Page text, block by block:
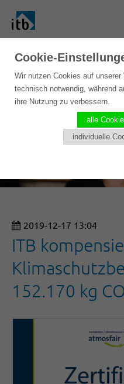
2019-12-17 13:04
ITB
152.170 kg
Cookie-
Wir nutzen Cookies auf
technisch notwendig, während
ihre Nutzung zu verbessern.
alle
individuelle